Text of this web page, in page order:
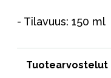
- Tilavuus: 150 ml
Tuotearvostelut